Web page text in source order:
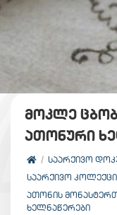
მოკლე
ათონური
ᲡᲐᲐᲠᲥᲘᲕᲝ
ᲡᲐᲐᲠᲥᲘᲕᲝ
ᲐᲗᲝᲜᲘᲡ
ᲮᲔᲚᲜᲐᲬᲔᲠᲔᲑᲘ